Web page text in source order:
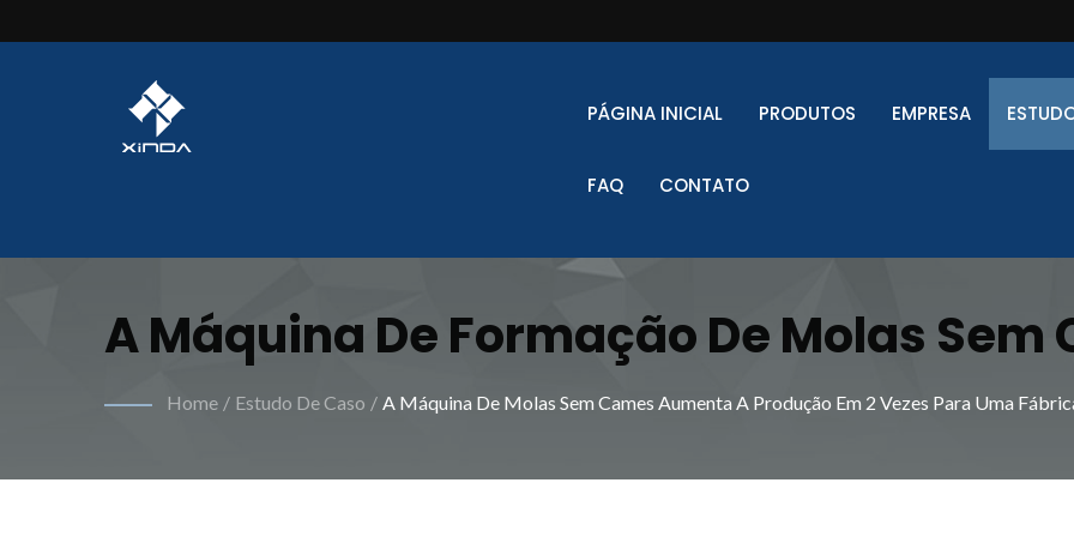
PÁGINA INICIAL PRODUTOS EMPRESA
FAQ CONTATO
A Máquina De Formação De Molas Sem
Revolucionou A Eficiência De Produção E
Home / Estudo De Caso / A Máquina De Molas Sem Cames Aumenta A Produção Em 2 Vezes Para Uma